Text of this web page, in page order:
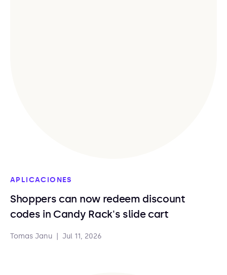
APLICACIONES
Shoppers can now redeem discount
codes in Candy Rack's slide cart
Tomas Janu Jul 11, 2026